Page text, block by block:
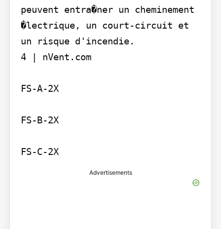
peuvent entra�ner un cheminement
�lectrique, un court-circuit et
un risque d'incendie.
4 | nVent.com
FS-A-2X
FS-B-2X
FS-C-2X
Advertisements